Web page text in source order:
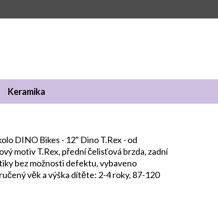
Keramika
DINO Bikes - 12" Dino T.Rex - od
motiv T.Rex, přední čelisťová brzda, zadní
bez možnosti defektu, vybaveno
věk a výška dítěte: 2-4 roky, 87-120